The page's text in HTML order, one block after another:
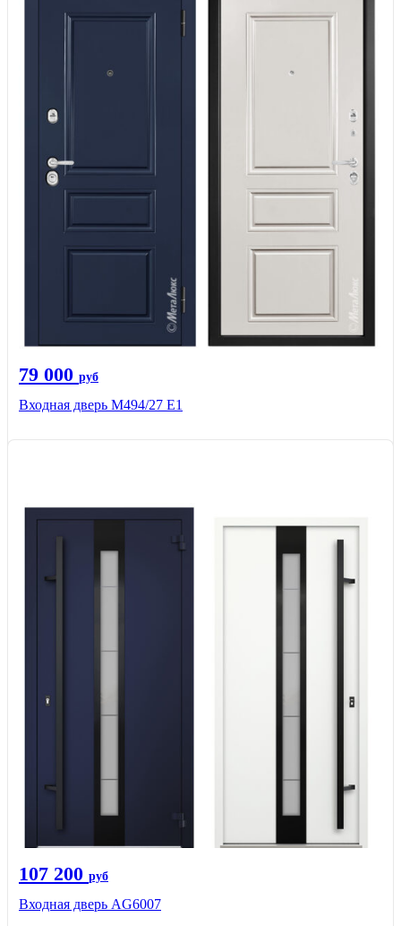
79 000 руб
Входная дверь М494/27 Е1
107 200 руб
Входная дверь AG6007